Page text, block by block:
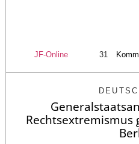
JF-Online 31
Rechtsextremismus